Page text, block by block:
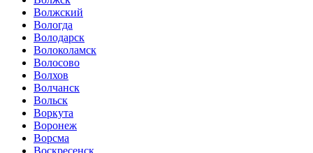
Волжский
Вологда
Володарск
Волоколамск
Волосово
Волхов
Волчанск
Вольск
Воркута
Воронеж
Ворсма
Воскресенск